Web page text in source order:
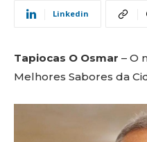
Linkedin
Tapiocas O Osmar – O
Melhores Sabores da